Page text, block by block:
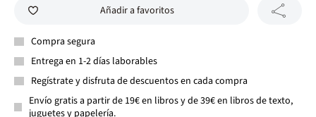
Añadir a favoritos
Compra segura
Entrega en 1-2 días laborables
Regístrate y disfruta de descuentos en cada compra
Envío gratis a partir de 19€ en libros y de 39€ en libros de texto,
juguetes y papelería.